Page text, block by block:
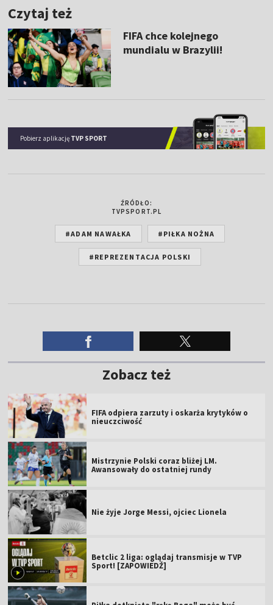
Czytaj też
FIFA chce kolejnego
mundialu w Brazylii!
Pobierz aplikację TVP SPORT
ŹRÓDŁO:
TVPSPORT.PL
#ADAM NAWAŁKA #PIŁKA NOŻNA
#REPREZENTACJA POLSKI
Zobacz też
FIFA odpiera zarzuty i oskarża krytyków o
nieuczciwość
Mistrzynie Polski coraz bliżej LM.
Awansowały do ostatniej rundy
Nie żyje Jorge Messi, ojciec Lionela
Betclic 2 liga: oglądaj transmisje w TVP
Sport! [ZAPOWIEDŹ]